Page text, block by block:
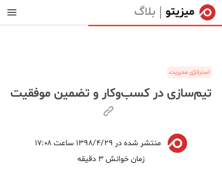
بلاگ
استراتژی مدیریت
تیم‌سازی در کسب‌وکار و تضمین موفقیت
منتشر شده در ۱۳۹۸/۴/۲۹ ساعت ۱۷:۰۸
زمان خوانش ۳ دقیقه